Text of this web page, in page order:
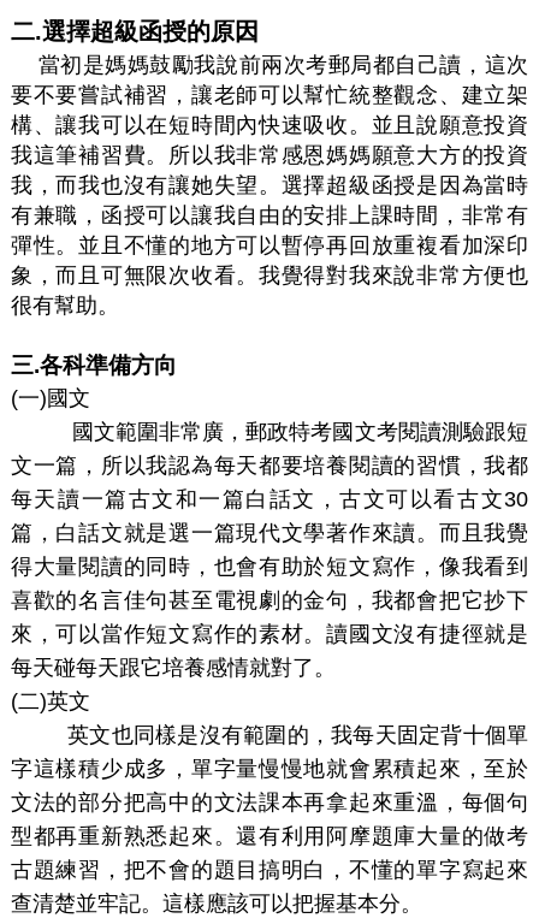
二.選擇超級函授的原因
當初是媽媽鼓勵我說前兩次考郵局都自己讀，這次
要不要嘗試補習，讓老師可以幫忙統整觀念、建立架
構、讓我可以在短時間內快速吸收。並且說願意投資
我這筆補習費。所以我非常感恩媽媽願意大方的投資
我，而我也沒有讓她失望。選擇超級函授是因為當時
有兼職，函授可以讓我自由的安排上課時間，非常有
彈性。並且不懂的地方可以暫停再回放重複看加深印
象，而且可無限次收看。我覺得對我來說非常方便也
很有幫助。
三.各科準備方向
(一)國文
國文範圍非常廣，郵政特考國文考閱讀測驗跟短
文一篇，所以我認為每天都要培養閱讀的習慣，我都
每天讀一篇古文和一篇白話文，古文可以看古文30
篇，白話文就是選一篇現代文學著作來讀。而且我覺
得大量閱讀的同時，也會有助於短文寫作，像我看到
喜歡的名言佳句甚至電視劇的金句，我都會把它抄下
來，可以當作短文寫作的素材。讀國文沒有捷徑就是
每天碰每天跟它培養感情就對了。
(二)英文
英文也同樣是沒有範圍的，我每天固定背十個單
字這樣積少成多，單字量慢慢地就會累積起來，至於
文法的部分把高中的文法課本再拿起來重溫，每個句
型都再重新熟悉起來。還有利用阿摩題庫大量的做考
古題練習，把不會的題目搞明白，不懂的單字寫起來
查清楚並牢記。這樣應該可以把握基本分。